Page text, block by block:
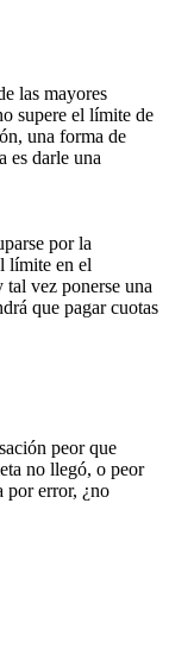
las mayores
supere el límite de
una forma de
es darle una
por la
límite en el
tal vez ponerse una
que pagar cuotas
peor que
no llegó, o peor
por error, ¿no